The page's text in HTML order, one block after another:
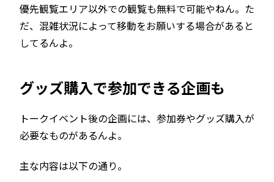
優先観覧エリア以外での観覧も無料で可能やねん。た
だ、混雑状況によって移動をお願いする場合があると
してるんよ。
グッズ購入で参加できる企画も
トークイベント後の企画には、参加券やグッズ購入が
必要なものがあるんよ。
主な内容は以下の通り。